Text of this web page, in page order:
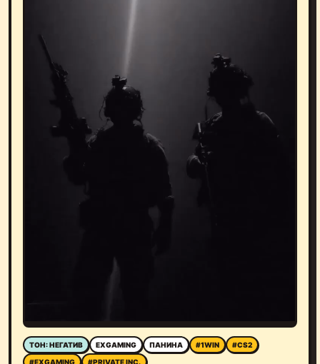
ТОН: НЕГАТИВ EXGAMING ПАНИНА #1WIN
#CS2
#EXGAMING
#PRIVATE INC.